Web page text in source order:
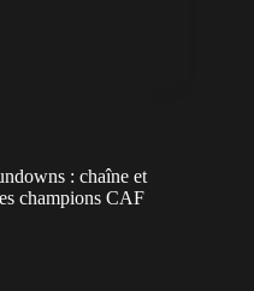
: chaîne et
champions CAF